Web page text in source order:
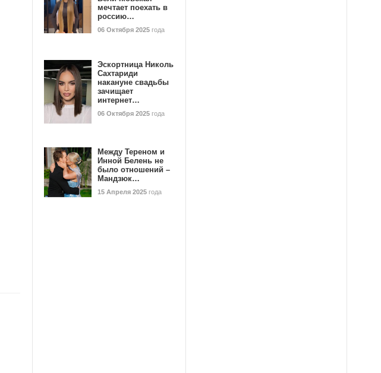
мечтает поехать в
россию…
06 Октября 2025 года
Эскортница Николь
Сахтариди
накануне свадьбы
зачищает
интернет…
06 Октября 2025 года
Между Тереном и
Инной Белень не
было отношений –
Мандзюк…
15 Апреля 2025 года